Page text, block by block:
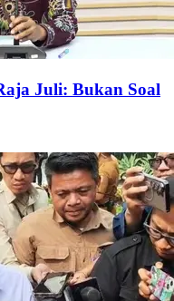
Juli: Bukan Soal